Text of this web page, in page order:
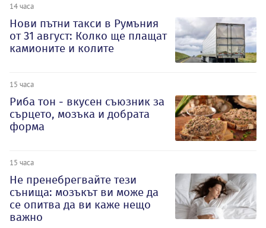
14 часа
Нови пътни такси в Румъния
от 31 август: Колко ще плащат
камионите и колите
15 часа
Риба тон - вкусен съюзник за
сърцето, мозъка и добрата
форма
15 часа
Не пренебрегвайте тези
сънища: мозъкът ви може да
се опитва да ви каже нещо
важно